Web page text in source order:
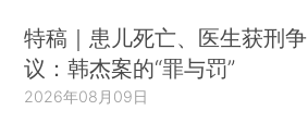
特稿｜患儿死亡、医生获刑争
议：韩杰案的“罪与罚”
2026年08月09日